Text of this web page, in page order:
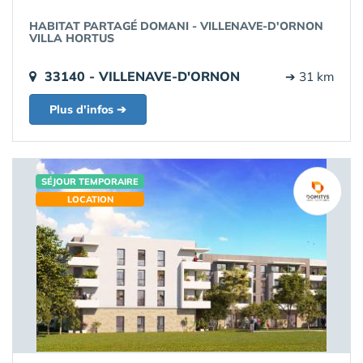
HABITAT PARTAGÉ DOMANI - VILLENAVE-D'ORNON
VILLA HORTUS
33140 - VILLENAVE-D'ORNON ➔ 31 km
Plus d'infos ➔
SÉJOUR TEMPORAIRE
LOCATION